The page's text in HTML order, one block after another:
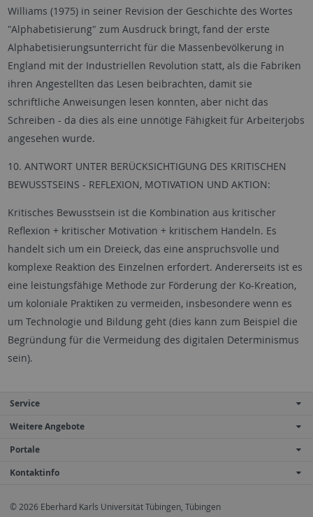
Williams (1975) in seiner Revision der Geschichte des Wortes
"Alphabetisierung" zum Ausdruck bringt, fand der erste
Alphabetisierungsunterricht für die Massenbevölkerung in
England mit der Industriellen Revolution statt, als die Fabriken
ihren Angestellten das Lesen beibrachten, damit sie
schriftliche Anweisungen lesen konnten, aber nicht das
Schreiben - da dies als eine unnötige Fähigkeit für Arbeiterjobs
angesehen wurde.
10. ANTWORT UNTER BERÜCKSICHTIGUNG DES KRITISCHEN
BEWUSSTSEINS - REFLEXION, MOTIVATION UND AKTION:
Kritisches Bewusstsein ist die Kombination aus kritischer
Reflexion + kritischer Motivation + kritischem Handeln. Es
handelt sich um ein Dreieck, das eine anspruchsvolle und
komplexe Reaktion des Einzelnen erfordert. Andererseits ist es
eine leistungsfähige Methode zur Förderung der Ko-Kreation,
um koloniale Praktiken zu vermeiden, insbesondere wenn es
um Technologie und Bildung geht (dies kann zum Beispiel die
Begründung für die Vermeidung des digitalen Determinismus
sein).
Service
Weitere Angebote
Portale
Kontaktinfo
© 2026 Eberhard Karls Universität Tübingen, Tübingen